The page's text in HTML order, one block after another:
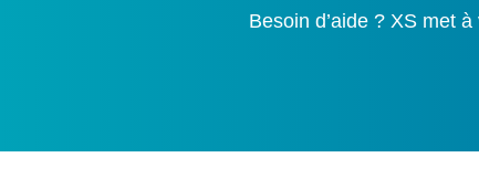
Besoin d’aide ? XS met